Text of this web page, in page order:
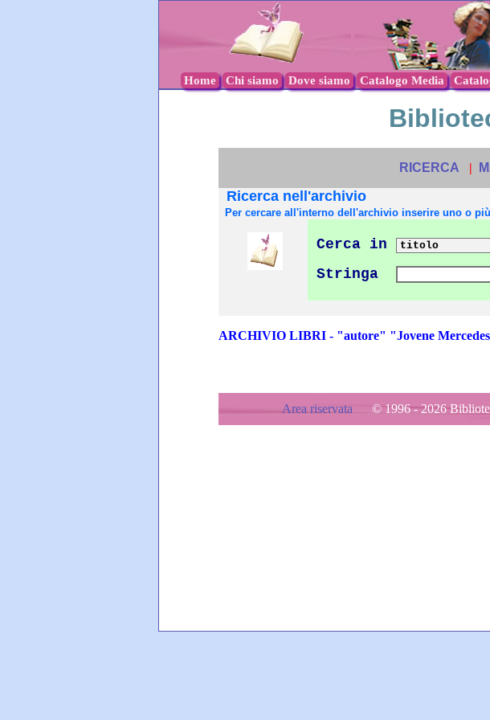
Home Chi siamo Dove siamo Catalogo Media
RICERCA |
Ricerca nell'archivio
Per cercare all'interno dell'archivio inserire uno o
Cerca in
Stringa
ARCHIVIO LIBRI - "autore" "Jovene
Area riservata © 1996 - 2026